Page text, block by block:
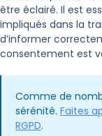
être éclairé. Il est
impliqués dans la
d’informer
consentement est
Comme de
sérénité. Faites
RGPD.